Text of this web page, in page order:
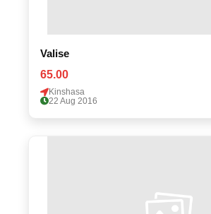
Valise
65.00
Kinshasa
22 Aug 2016